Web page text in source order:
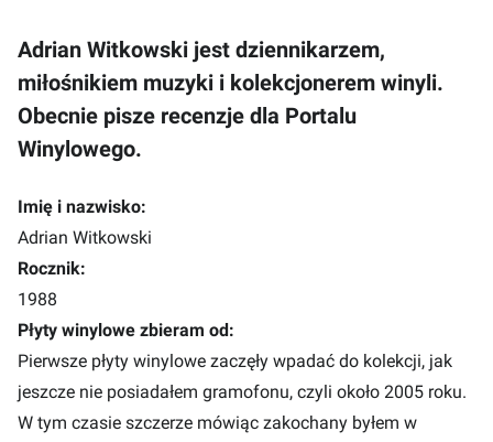
Adrian Witkowski jest dziennikarzem,
miłośnikiem muzyki i kolekcjonerem winyli.
Obecnie pisze recenzje dla Portalu
Winylowego.
Imię i nazwisko:
Adrian Witkowski
Rocznik:
1988
Płyty winylowe zbieram od:
Pierwsze płyty winylowe zaczęły wpadać do kolekcji, jak
jeszcze nie posiadałem gramofonu, czyli około 2005 roku.
W tym czasie szczerze mówiąc zakochany byłem w